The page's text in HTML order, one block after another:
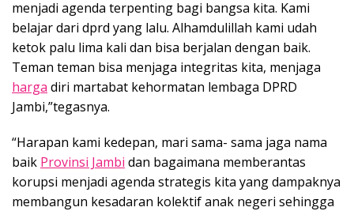
menjadi agenda terpenting bagi bangsa kita. Kami
belajar dari dprd yang lalu. Alhamdulillah kami udah
ketok palu lima kali dan bisa berjalan dengan baik.
Teman teman bisa menjaga integritas kita, menjaga
harga diri martabat kehormatan lembaga DPRD
Jambi,”tegasnya.
“Harapan kami kedepan, mari sama- sama jaga nama
baik Provinsi Jambi dan bagaimana memberantas
korupsi menjadi agenda strategis kita yang dampaknya
membangun kesadaran kolektif anak negeri sehingga